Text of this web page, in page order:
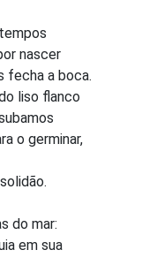
nascer
fecha a boca.
liso flanco
o germinar,
do mar:
em sua